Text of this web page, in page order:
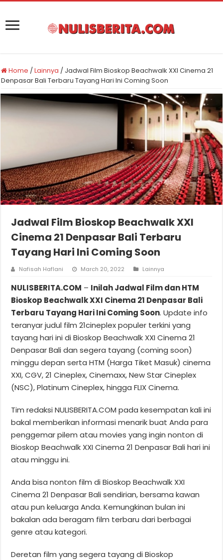
Home /Lainnya / Jadwal Film Bioskop Beachwalk XXI Cinema 21
Denpasar Bali Terbaru Tayang Hari Ini Coming Soon
Jadwal Film Bioskop Beachwalk XXI
Cinema 21 Denpasar Bali Terbaru
Tayang Hari Ini Coming Soon
Nafisah Haflani March 20, 2022 Lainnya
NULISBERITA.COM – Inilah Jadwal Film dan HTM
Bioskop Beachwalk XXI Cinema 21 Denpasar Bali
Terbaru Tayang Hari Ini Coming Soon. Update info
teranyar judul film 21cineplex populer terkini yang
tayang hari ini di Bioskop Beachwalk XXI Cinema 21
Denpasar Bali dan segera tayang (coming soon)
minggu depan serta HTM (Harga Tiket Masuk) cinema
XXI, CGV, 21 Cineplex, Cinemaxx, New Star Cineplex
(NSC), Platinum Cineplex, hingga FLIX Cinema.
Tim redaksi NULISBERITA.COM pada kesempatan kali ini
bakal memberikan informasi menarik buat Anda para
penggemar pilem atau movies yang ingin nonton di
Bioskop Beachwalk XXI Cinema 21 Denpasar Bali hari ini
atau minggu ini.
Anda bisa nonton film di Bioskop Beachwalk XXI
Cinema 21 Denpasar Bali sendirian, bersama kawan
atau pun keluarga Anda. Kemungkinan bulan ini
bakalan ada beragam film terbaru dari berbagai
genre atau kategori.
Deretan film yang segera tayang di Bioskop